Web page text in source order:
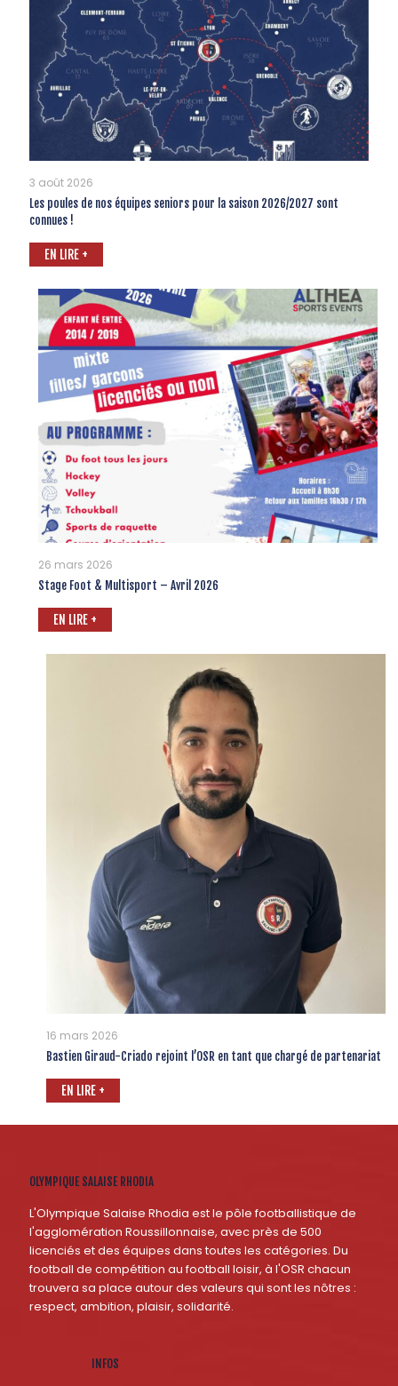
3 août 2026
Les poules de nos équipes seniors pour la saison 2026/2027 sont
connues !
EN LIRE +
26 mars 2026
Stage Foot & Multisport – Avril 2026
EN LIRE +
16 mars 2026
Bastien Giraud-Criado rejoint l’OSR en tant que chargé de partenariat
EN LIRE +
OLYMPIQUE SALAISE RHODIA
L'Olympique Salaise Rhodia est le pôle footballistique de
l'agglomération Roussillonnaise, avec près de 500
licenciés et des équipes dans toutes les catégories. Du
football de compétition au football loisir, à l'OSR chacun
trouvera sa place autour des valeurs qui sont les nôtres :
respect, ambition, plaisir, solidarité.
INFOS